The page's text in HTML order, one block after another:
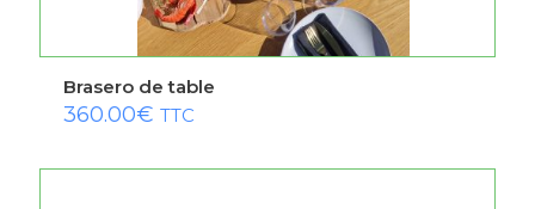
Brasero de table
360.00€ TTC